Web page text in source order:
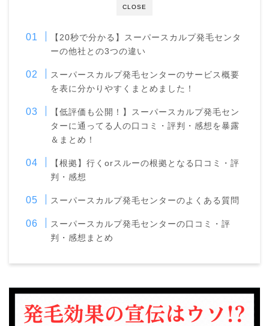
CLOSE
【20秒で分かる】スーパースカルプ発毛センタ
ーの他社との3つの違い
スーパースカルプ発毛センターのサービス概要
を表に分かりやすくまとめました！
【低評価も公開！】スーパースカルプ発毛セン
ターに通ってる人の口コミ・評判・感想を暴露
＆まとめ！
【根拠】行くorスルーの根拠となる口コミ・評
判・感想
スーパースカルプ発毛センターのよくある質問
スーパースカルプ発毛センターの口コミ・評
判・感想まとめ